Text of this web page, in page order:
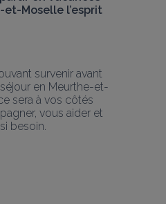
Moselle l’esprit
survenir avant
en Meurthe-et-
sera à vos côtés
vous aider et
besoin.